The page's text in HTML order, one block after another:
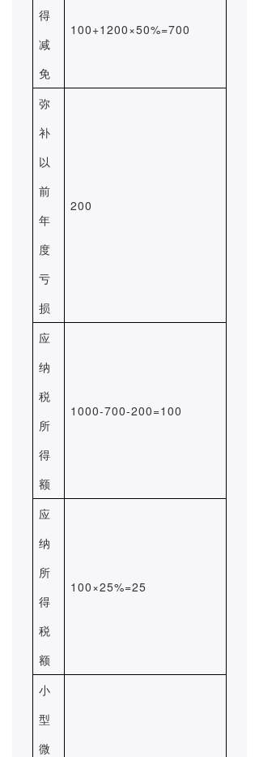
得
减
免
100+1200×50%=700
弥
补
以
前
年
度
亏
损
200
应
纳
税
所
得
额
1000-700-200=100
应
纳
所
得
税
额
100×25%=25
小
型
微